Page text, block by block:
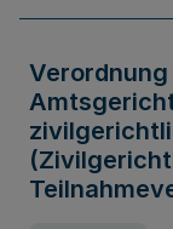
Verordnung